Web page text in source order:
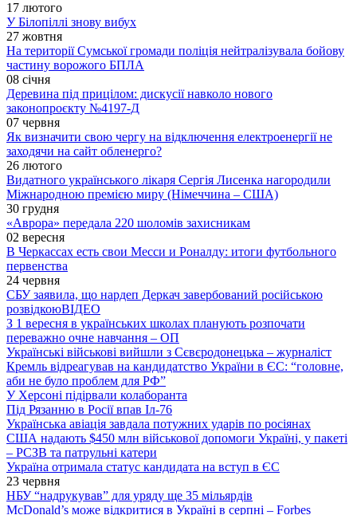
17 лютого
У Білопіллі знову вибух
27 жовтня
На території Сумської громади поліція нейтралізувала бойову
частину ворожого БПЛА
08 січня
Деревина під прицілом: дискусії навколо нового
законопроєкту №4197-Д
07 червня
Як визначити свою чергу на відключення електроенергії не
заходячи на сайт обленерго?
26 лютого
Видатного українського лікаря Сергія Лисенка нагородили
Міжнародною премією миру (Німеччина – США)
30 грудня
«Аврора» передала 220 шоломів захисникам
02 вересня
В Черкассах есть свои Месси и Роналду: итоги футбольного
первенства
24 червня
СБУ заявила, що нардеп Деркач завербований російською
розвідкоюВІДЕО
З 1 вересня в українських школах планують розпочати
переважно очне навчання – ОП
Українські військові вийшли з Сєвєродонецька – журналіст
Кремль відреагував на кандидатство України в ЄС: “головне,
аби не було проблем для РФ”
У Херсоні підірвали колаборанта
Під Рязанню в Росії впав Іл-76
Українська авіація завдала потужних ударів по росіянах
США надають $450 млн військової допомоги Україні, у пакеті
– РСЗВ та патрульні катери
Україна отримала статус кандидата на вступ в ЄС
23 червня
НБУ “надрукував” для уряду ще 35 мільярдів
McDonald’s може відкритися в Україні в серпні – Forbes